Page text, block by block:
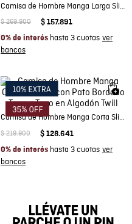
Camisa de Hombre Manga Larga Slim Fit Pato Bordado Tela Oxford en Algodón
$ 269.900 $ 157.891
0% de interés hasta 3 cuotas
Camisa de Hombre Manga Corta Slim Fit con Pato Bordado Tono a Tono en Algodón Twill
$ 219.900 $ 128.641
0% de interés hasta 3 cuotas